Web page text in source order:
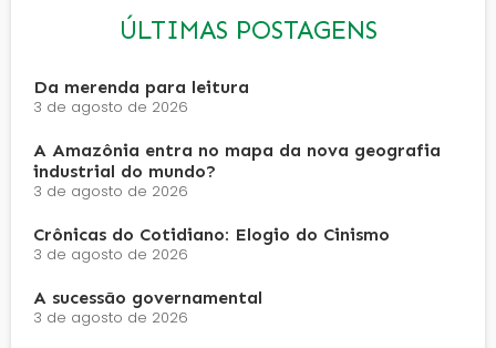
ÚLTIMAS POSTAGENS
Da merenda para leitura
3 de agosto de 2026
A Amazônia entra no mapa da nova geografia
industrial do mundo?
3 de agosto de 2026
Crônicas do Cotidiano: Elogio do Cinismo
3 de agosto de 2026
A sucessão governamental
3 de agosto de 2026